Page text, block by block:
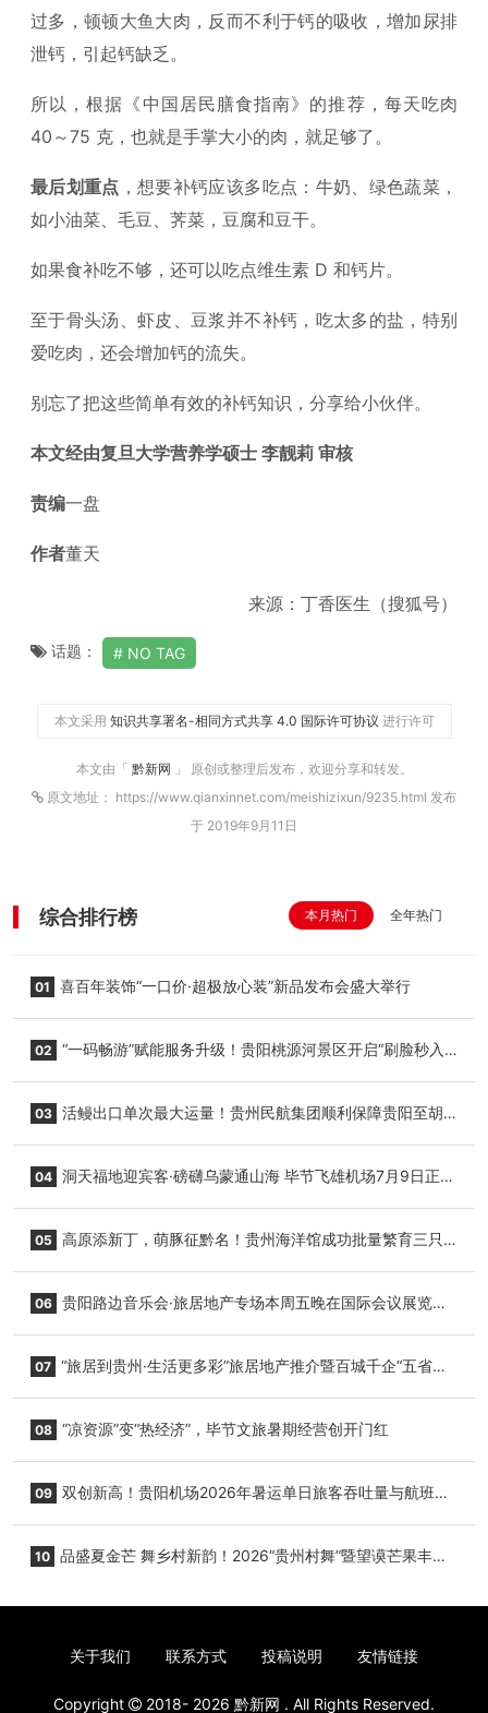
过多，顿顿大鱼大肉，反而不利于钙的吸收，增加尿排
泄钙，引起钙缺乏。
所以，根据《中国居民膳食指南》的推荐，每天吃肉
40～75 克，也就是手掌大小的肉，就足够了。
最后划重点 ，想要补钙应该多吃点：牛奶、绿色蔬菜，
如小油菜、毛豆、荠菜，豆腐和豆干。
如果食补吃不够，还可以吃点维生素 D 和钙片。
至于骨头汤、虾皮、豆浆并不补钙，吃太多的盐，特别
爱吃肉，还会增加钙的流失。
别忘了把这些简单有效的补钙知识，分享给小伙伴。
本文经由复旦大学营养学硕士 李靓莉 审核
责编一盘
作者董天
来源：丁香医生（搜狐号）
话题： NO TAG
本文采用 知识共享署名-相同方式共享 4.0 国际许可协议 进行许可
本文由「 黔新网 」 原创或整理后发布，欢迎分享和转发。
原文地址： https://www.qianxinnet.com/meishizixun/9235.html 发布
于 2019年9月11日
综合排行榜 本月热门 全年热门
01 喜百年装饰“一口价·超极放心装”新品发布会盛大举行
02 “一码畅游”赋能服务升级！贵阳桃源河景区开启“刷脸秒入
03 活鳗出口单次最大运量！贵州民航集团顺利保障贵阳至胡
04 洞天福地迎宾客·磅礴乌蒙通山海 毕节飞雄机场7月9日正式
05 高原添新丁，萌豚征黔名！贵州海洋馆成功批量繁育三只
06 贵阳路边音乐会·旅居地产专场本周五晚在国际会议展览中
07 “旅居到贵州·生活更多彩”旅居地产推介暨百城千企“五省
08 “凉资源”变“热经济”，毕节文旅暑期经营创开门红
09 双创新高！贵阳机场2026年暑运单日旅客吞吐量与航班起
10 品盛夏金芒 舞乡村新韵！2026“贵州村舞”暨望谟芒果丰收
关于我们 联系方式 投稿说明 友情链接
Copyright 2018- 2026 黔新网 . All Rights Reserved.